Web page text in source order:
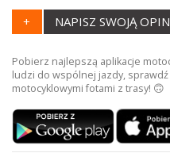
+ NAPISZ SWOJĄ
Pobierz najlepszą aplikacje
ludzi do wspólnej jazdy,
motocyklowymi fotami z trasy! 🙃